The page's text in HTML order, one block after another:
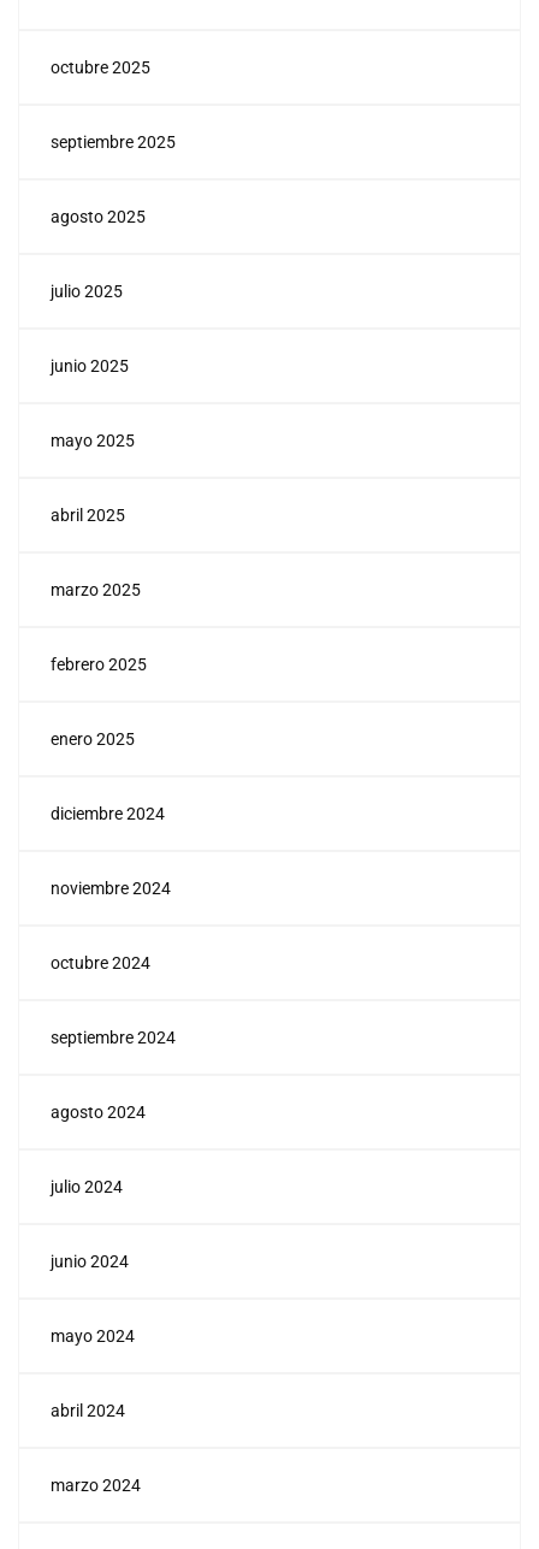
octubre 2025
septiembre 2025
agosto 2025
julio 2025
junio 2025
mayo 2025
abril 2025
marzo 2025
febrero 2025
enero 2025
diciembre 2024
noviembre 2024
octubre 2024
septiembre 2024
agosto 2024
julio 2024
junio 2024
mayo 2024
abril 2024
marzo 2024